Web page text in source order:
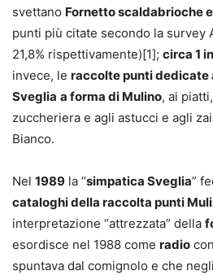
svettano Fornetto scaldabrioche
punti più citate secondo la survey
21,8% rispettivamente)[1]; circa 1
invece, le raccolte punti dedicate
Sveglia a forma di Mulino, ai
zuccheriera e agli astucci e agli
Bianco.
Nel 1989 la “simpatica Sveglia”
cataloghi della raccolta punti
interpretazione “attrezzata” della
esordisce nel 1988 come radio
spuntava dal comignolo e che